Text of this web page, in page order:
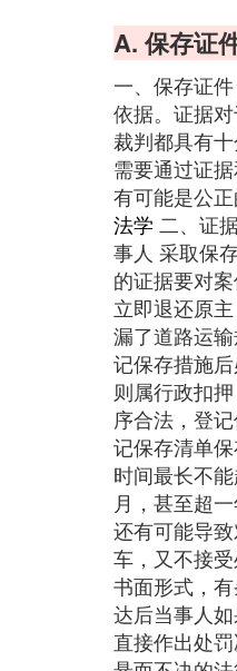
A. 保存证
一、保存证
依据。证据
裁判都具有
需要通过证
有可能是公
法学 二、证
事人 采取保
的证据要对
立即退还原
漏了道路运
记保存措施
则属行政扣
序合法，登
记保存清单
时间最长不
月，甚至超
还有可能导
车，又不接
书面形式，
达后当事人
直接作出处